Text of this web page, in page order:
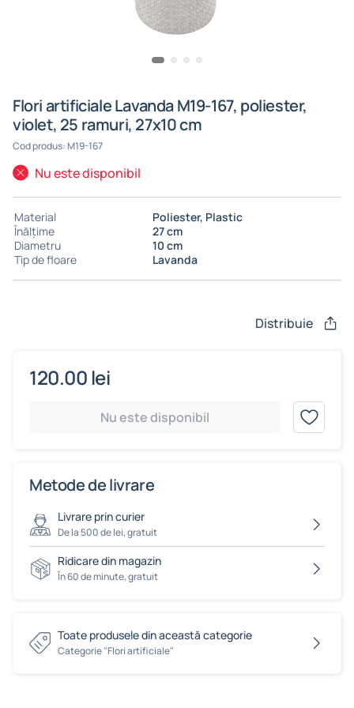
Flori artificiale Lavanda M19-167, poliester,
violet, 25 ramuri, 27x10 cm
Cod produs: M19-167
Nu este disponibil
Material
Poliester, Plastic
Înălțime
27 cm
Diametru
10 cm
Tip de floare
Lavanda
Distribuie
120.00 lei
Nu este disponibil
Metode de livrare
Livrare prin curier
De la 500 de lei, gratuit
Ridicare din magazin
În 60 de minute, gratuit
Toate produsele din această categorie
Сategorie "Flori artificiale"